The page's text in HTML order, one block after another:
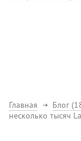
Главная Блог
несколько тысяч